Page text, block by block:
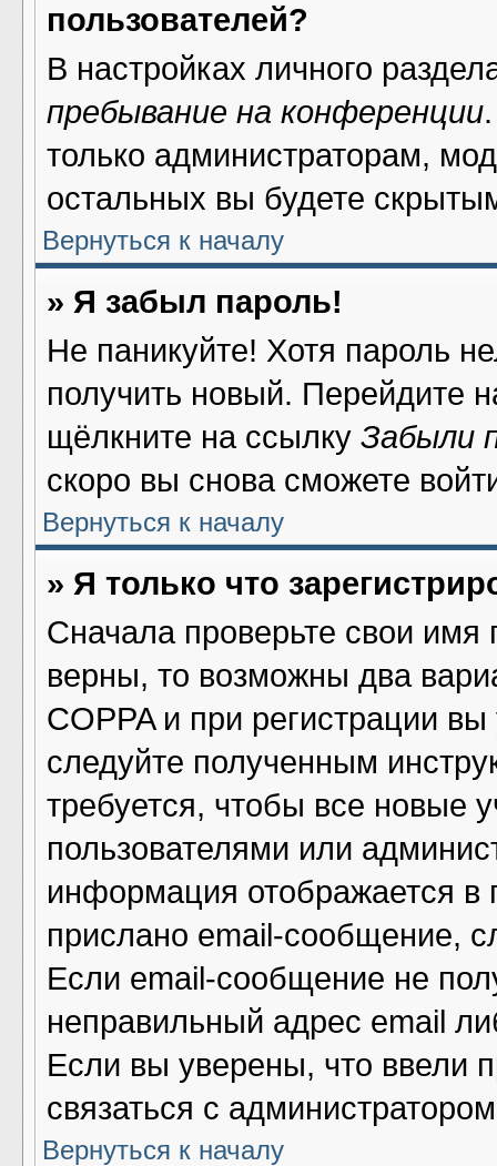
пользователей?
В настройках личного
пребывание на конференции
только администраторам,
остальных вы будете
Вернуться к началу
» Я забыл пароль!
Не паникуйте! Хотя пароль
получить новый. Перейдите
щёлкните на ссылку Забыли
скоро вы снова сможете
Вернуться к началу
» Я только что
Сначала проверьте свои имя
верны, то возможны два
COPPA и при регистрации
следуйте полученным
требуется, чтобы все новые
пользователями или
информация отображается в
прислано email-сообщение,
Если email-сообщение не
неправильный адрес email
Если вы уверены, что ввели
связаться с
Вернуться к началу